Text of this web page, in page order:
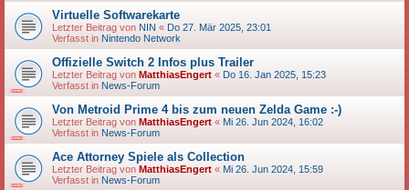
Virtuelle Softwarekarte
Letzter Beitrag von NIN « Do 27. Mär 2025, 23:01
Verfasst in Nintendo Network
Offizielle Switch 2 Infos plus Trailer
Letzter Beitrag von MatthiasEngert « Do 16. Jan 2025, 15:23
Verfasst in News-Forum
Von Metroid Prime 4 bis zum neuen Zelda Game :-)
Letzter Beitrag von MatthiasEngert « Mi 26. Jun 2024, 16:02
Verfasst in News-Forum
Ace Attorney Spiele als Collection
Letzter Beitrag von MatthiasEngert « Mi 26. Jun 2024, 15:59
Verfasst in News-Forum